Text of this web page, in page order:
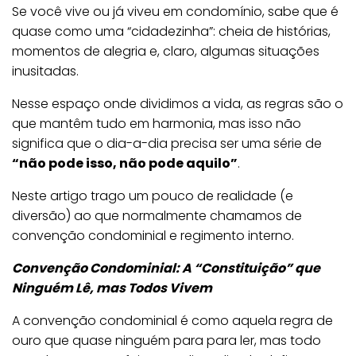
s
e
g
e
d
o
r
a
a
a
m
o
Se você vive ou já viveu em condomínio, sabe que é
quase como uma “cidadezinha”: cheia de histórias,
momentos de alegria e, claro, algumas situações
inusitadas.
Nesse espaço onde dividimos a vida, as regras são o
que mantêm tudo em harmonia, mas isso não
significa que o dia-a-dia precisa ser uma série de
“não pode isso, não pode aquilo”.
Neste artigo trago um pouco de realidade (e
diversão) ao que normalmente chamamos de
convenção condominial e regimento interno.
Convenção Condominial: A “Constituição” que
Ninguém Lê, mas Todos Vivem
A convenção condominial é como aquela regra de
ouro que quase ninguém para para ler, mas todo